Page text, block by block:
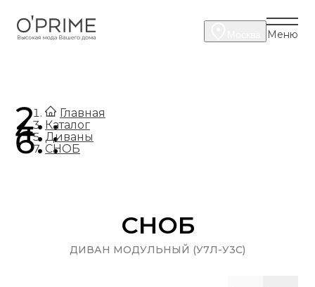
Меню
Главная
.
Каталог
.
Диваны
.
СНОБ
СНОБ
ДИВАН МОДУЛЬНЫЙ (У7Л-У3С)